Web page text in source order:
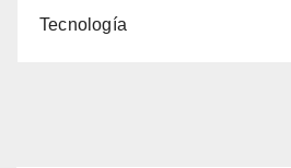
Tecnología